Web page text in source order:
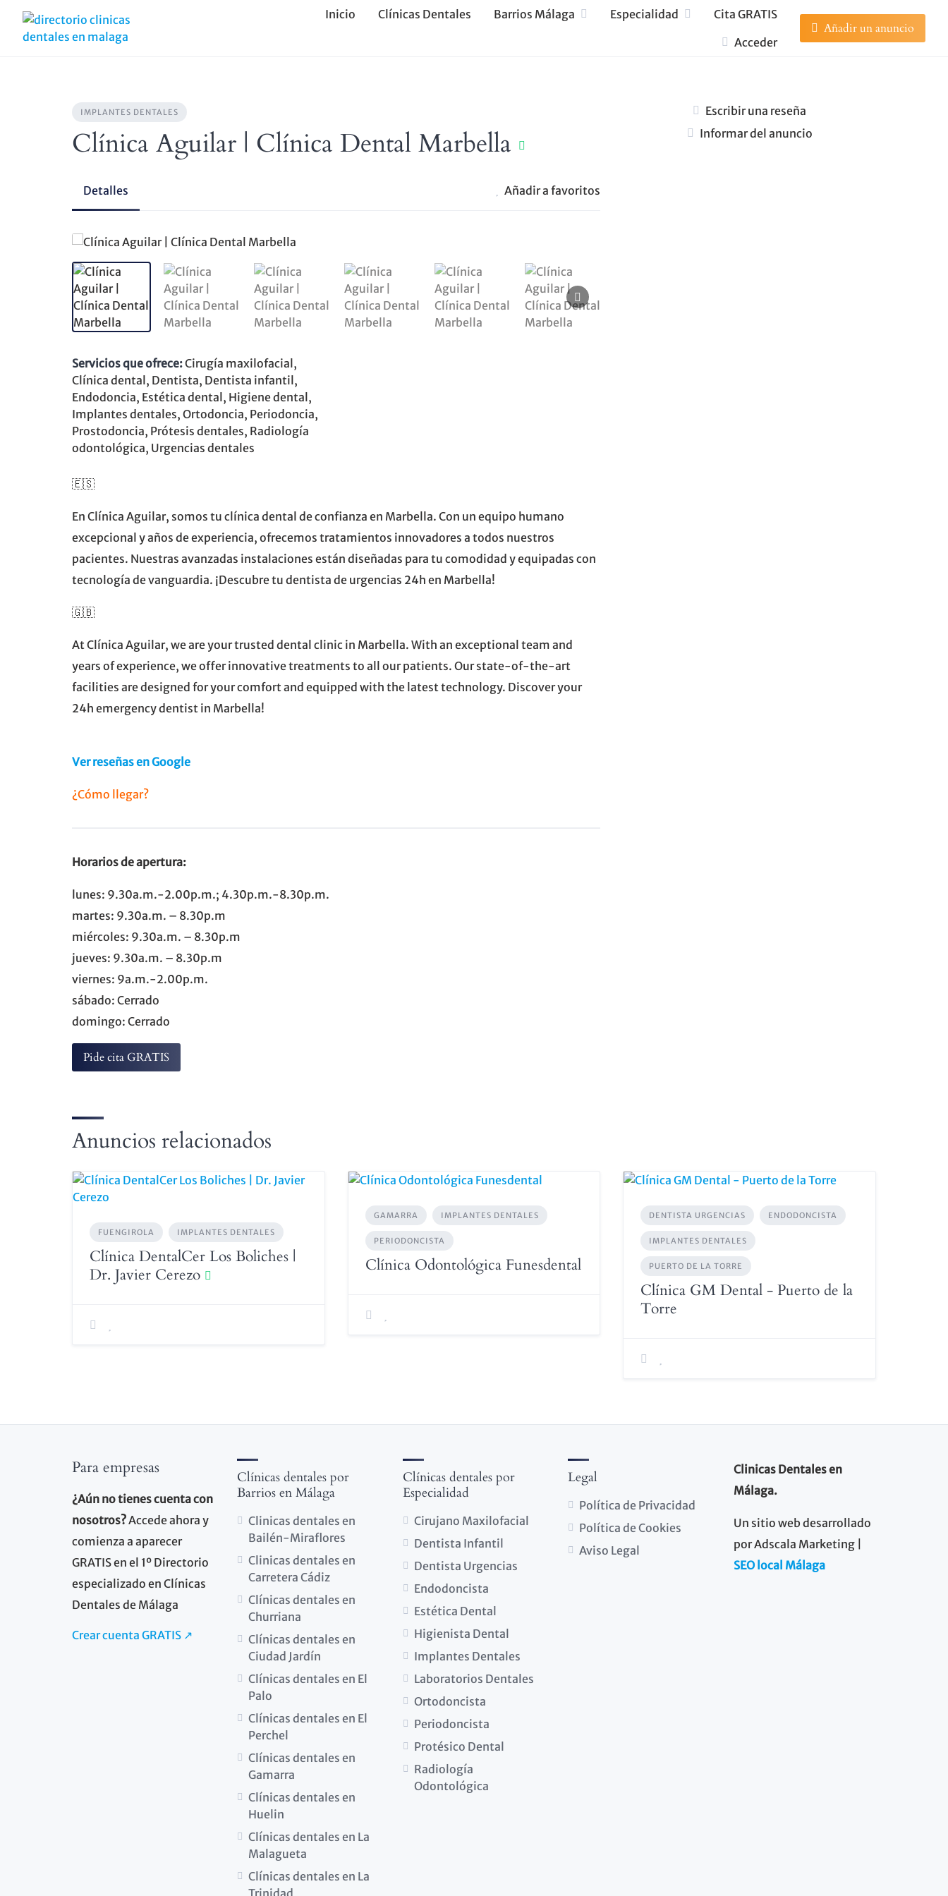
content
Inicio Clínicas Dentales Barrios Málaga Especialidad
Cita GRATIS
Acceder
Añadir un anuncio
IMPLANTES DENTALES
Clínica Aguilar | Clínica Dental Marbella
Detalles Añadir a favoritos
Servicios que ofrece:Cirugía maxilofacial,
Clínica dental, Dentista, Dentista infantil,
Endodoncia, Estética dental, Higiene dental,
Implantes dentales, Ortodoncia, Periodoncia,
Prostodoncia, Prótesis dentales, Radiología
odontológica, Urgencias dentales
🇪🇸
En Clínica Aguilar, somos tu clínica dental de confianza en Marbella. Con un equipo humano
excepcional y años de experiencia, ofrecemos tratamientos innovadores a todos nuestros
pacientes. Nuestras avanzadas instalaciones están diseñadas para tu comodidad y equipadas con
tecnología de vanguardia. ¡Descubre tu dentista de urgencias 24h en Marbella!
🇬🇧
At Clínica Aguilar, we are your trusted dental clinic in Marbella. With an exceptional team and
years of experience, we offer innovative treatments to all our patients. Our state-of-the-art
facilities are designed for your comfort and equipped with the latest technology. Discover your
24h emergency dentist in Marbella!
Ver reseñas en Google
¿Cómo llegar?
Horarios de apertura:
lunes: 9.30a.m.-2.00p.m.; 4.30p.m.-8.30p.m.
martes: 9.30a.m. – 8.30p.m
miércoles: 9.30a.m. – 8.30p.m
jueves: 9.30a.m. – 8.30p.m
viernes: 9a.m.-2.00p.m.
sábado: Cerrado
domingo: Cerrado
Pide cita GRATIS
Escribir una reseña
Informar del anuncio
Anuncios relacionados
FUENGIROLA IMPLANTES DENTALES
Clínica DentalCer Los Boliches |
Dr. Javier Cerezo
GAMARRA IMPLANTES DENTALES
PERIODONCISTA
Clínica Odontológica Funesdental
DENTISTA URGENCIAS ENDODONCISTA
IMPLANTES DENTALES
PUERTO DE LA TORRE
Clínica GM Dental - Puerto de la
Torre
Para empresas
¿Aún no tienes cuenta con
nosotros?Accede ahora y
comienza a aparecer
GRATIS en el 1º Directorio
especializado en Clínicas
Dentales de Málaga
Crear cuenta GRATIS ↗
Clínicas dentales por
Barrios en Málaga
Clinicas dentales en
Bailén-Miraflores
Clinicas dentales en
Carretera Cádiz
Clínicas dentales en
Churriana
Clínicas dentales en
Ciudad Jardín
Clínicas dentales en El
Palo
Clínicas dentales en El
Perchel
Clínicas dentales en
Gamarra
Clínicas dentales en
Huelin
Clínicas dentales en La
Malagueta
Clínicas dentales en La
Trinidad
Clínicas dentales por
Especialidad
Cirujano Maxilofacial
Dentista Infantil
Dentista Urgencias
Endodoncista
Estética Dental
Higienista Dental
Implantes Dentales
Laboratorios Dentales
Ortodoncista
Periodoncista
Protésico Dental
Radiología
Odontológica
Legal
Política de Privacidad
Política de Cookies
Aviso Legal
Clinicas Dentales en
Málaga.
Un sitio web desarrollado
por Adscala Marketing |
SEO local Málaga